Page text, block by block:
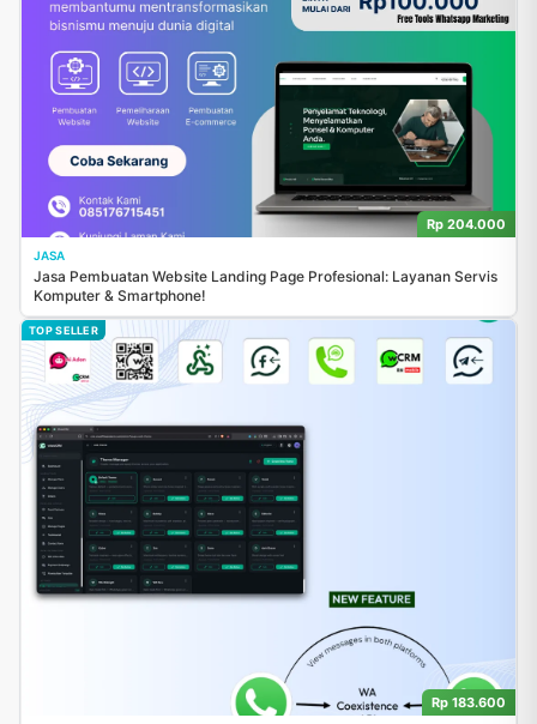
Rp 204.000
JASA
Jasa Pembuatan Website Landing Page Profesional: Layanan Servis
Komputer & Smartphone!
TOP SELLER
Rp 183.600